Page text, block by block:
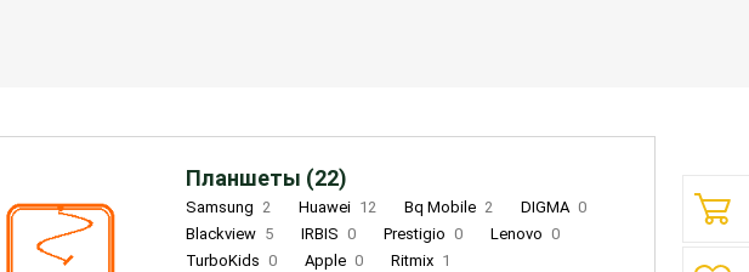
Планшеты (22)
Samsung 2 Huawei 12 Bq Mobile 2 DIGMA 0
Blackview 5 IRBIS 0 Prestigio 0 Lenovo 0
TurboKids 0 Apple 0 Ritmix 1